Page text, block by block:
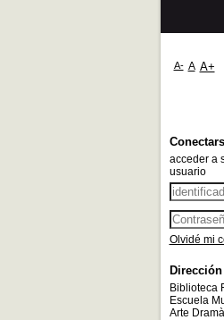
A- A A+
acceder a
usuario
Olvidé mi
Dirección
Biblioteca
Escuela
Arte